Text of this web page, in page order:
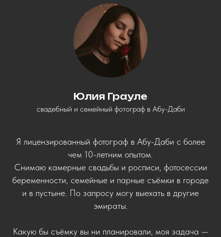
Юлия Грауле
свадебный и семейный фотограф в Абу-Даби
Я лицензированный фотограф в Абу-Даби с более
чем 10-летним опытом.
Снимаю камерные свадьбы и росписи, фотосессии
беременности, семейные и парные съёмки в городе
и в пустыне. По запросу могу выехать в другие
эмираты.
Какую бы съёмку вы ни планировали, моя задача —